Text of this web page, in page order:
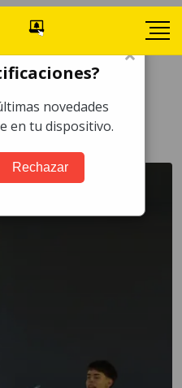
×
novedades
en tu dispositivo.
Rechazar